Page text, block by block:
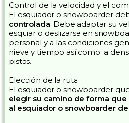
Control de la velocidad y el
El esquiador o snowboarder
controlada. Debe adaptar su
esquiar o deslizarse en
personal y a las condiciones
nieve y tiempo así como la
pistas.
Elección de la ruta
El esquiador o snowboarder
elegir su camino de forma
al esquiador o snowboarder